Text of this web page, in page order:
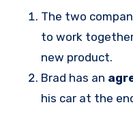
The two
to work
new product.
Brad has an
his car at the